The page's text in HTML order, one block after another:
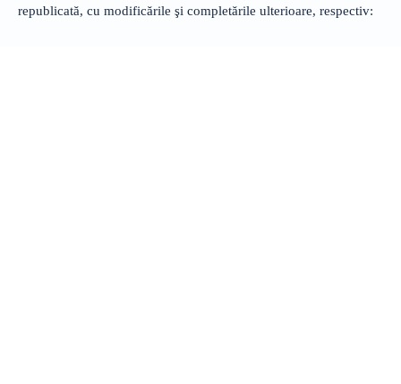
republicată, cu modificările şi completările ulterioare, respectiv: